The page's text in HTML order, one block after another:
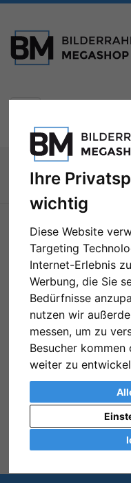
Ihre
wichtig
Diese Website
Targeting
Internet-Erlebnis
Werbung, die Sie
Bedürfnisse
nutzen wir
messen, um zu
Besucher kommen
weiter zu
Sie sind hier:
Zurück